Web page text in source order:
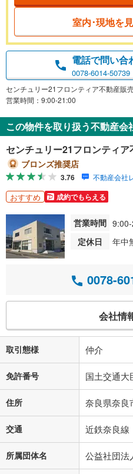
室内･現地を
電話で問い合
0078-6014-50739
センチュリー21フロンティア不動産
営業時間：9:00-21:00
この物件を取り扱う不動産会
センチュリー21フロンティ
ブロンズ推奨店
3.76 不動産会社
おすすめ 成約でもらえる
営業時間
定休日
年中
0078-
会社情
取引態様 仲介
免許番号 国土交通大
住所 奈良県奈良
交通 近鉄奈良線
所属団体名 公益社団法